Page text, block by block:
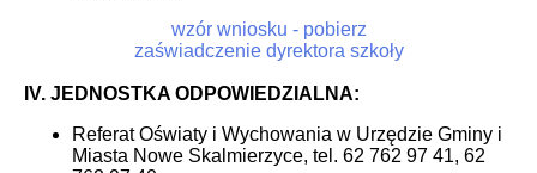
wzór wniosku - pobierz
zaświadczenie dyrektora szkoły
IV. JEDNOSTKA ODPOWIEDZIALNA:
Referat Oświaty i Wychowania w Urzędzie Gminy i
Miasta Nowe Skalmierzyce, tel. 62 762 97 41, 62